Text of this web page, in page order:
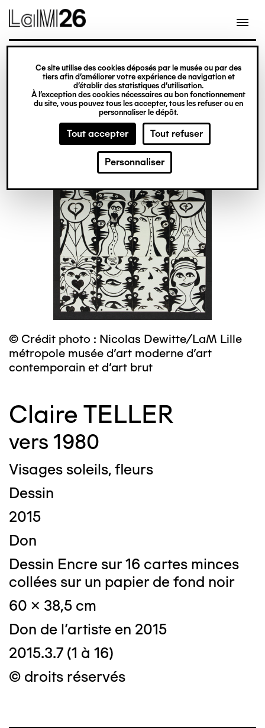
Gestion des cookies
Ce site utilise des cookies déposés par le musée ou par des
tiers afin d’améliorer votre expérience de navigation et
d’établir des statistiques d’utilisation.
À l’exception des cookies nécessaires au bon fonctionnement
du site, vous pouvez tous les accepter, tous les refuser ou en
personnaliser le dépôt.
Tout accepter Tout refuser
Personnaliser
contenu
© Crédit photo : Nicolas Dewitte/LaM Lille
métropole musée d’art moderne d’art
contemporain et d’art brut
Claire TELLER
vers 1980
Visages soleils, fleurs
Dessin
2015
Don
Dessin Encre sur 16 cartes minces
collées sur un papier de fond noir
60 x 38,5 cm
Don de l'artiste en 2015
2015.3.7 (1 à 16)
© droits réservés